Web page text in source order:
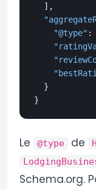
] ,
"@type" :
}
}
Le @type de
Schema.org.